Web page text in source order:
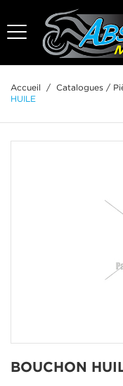
Accueil / Catalogues /
HUILE
BOUCHON